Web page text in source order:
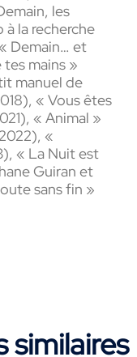
les
la recherche
Demain… et
mains »
manuel de
« Vous êtes
« Animal »
«
« La Nuit est
Guiran et
sans fin »
similaires